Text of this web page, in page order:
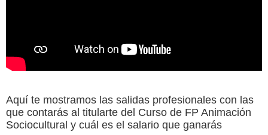
Aquí te mostramos las salidas profesionales con las
que contarás al titularte del Curso de FP Animación
Sociocultural y cuál es el salario que ganarás